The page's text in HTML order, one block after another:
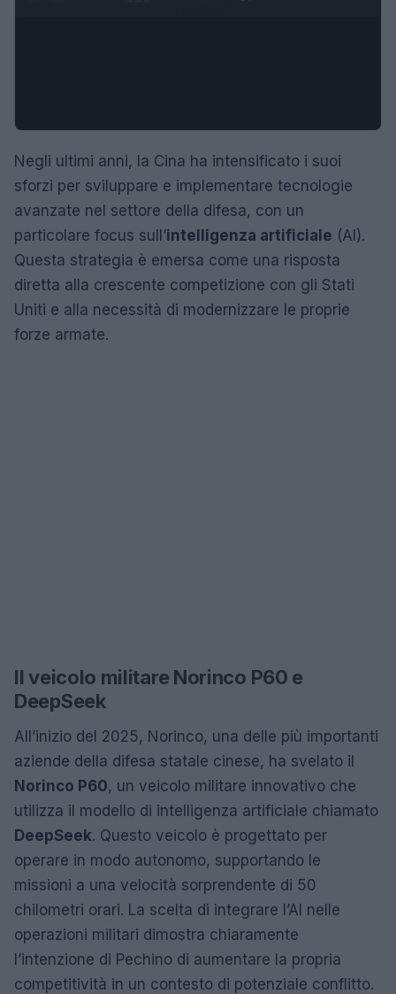
Negli ultimi anni, la Cina ha intensificato i suoi
sforzi per sviluppare e implementare tecnologie
avanzate nel settore della difesa, con un
particolare focus sull’intelligenza artificiale (AI).
Questa strategia è emersa come una risposta
diretta alla crescente competizione con gli Stati
Uniti e alla necessità di modernizzare le proprie
forze armate.
Il veicolo militare Norinco P60 e
DeepSeek
All’inizio del 2025, Norinco, una delle più importanti
aziende della difesa statale cinese, ha svelato il
Norinco P60, un veicolo militare innovativo che
utilizza il modello di intelligenza artificiale chiamato
DeepSeek. Questo veicolo è progettato per
operare in modo autonomo, supportando le
missioni a una velocità sorprendente di 50
chilometri orari. La scelta di integrare l’AI nelle
operazioni militari dimostra chiaramente
l’intenzione di Pechino di aumentare la propria
competitività in un contesto di potenziale conflitto.